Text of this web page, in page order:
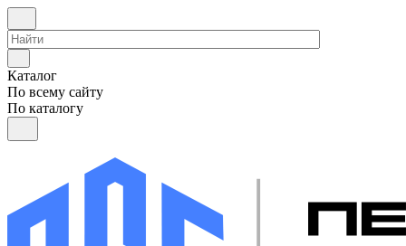
Каталог
По всему сайту
По каталогу